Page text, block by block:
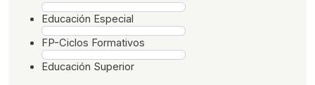
Educación Especial
FP-Ciclos Formativos
Educación Superior